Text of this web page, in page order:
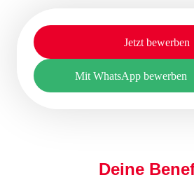
Jetzt bewerben
Mit WhatsApp bewerben
Deine